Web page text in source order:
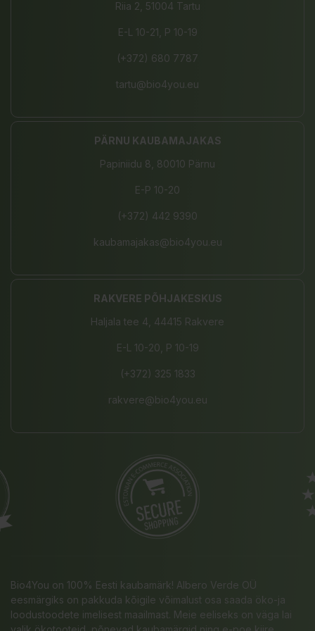
Riia 2, 51004 Tartu
E-L 10-21, P 10-19
(+372) 680 7787
tartu@bio4you.eu
PÄRNU KAUBAMAJAKAS
Papiniidu 8, 80010 Pärnu
E-P 10-20
(+372) 442 9390
kaubamajakas@bio4you.eu
RAKVERE PÕHJAKESKUS
Haljala tee 4, 44415 Rakvere
E-L 10-20, P 10-19
(+372) 325 1833
rakvere@bio4you.eu
Bio4You on 100% Eesti kaubamärk! Albero Verde OÜ
eesmärgiks on pakkuda kõigile võimalust osa saada öko-ja
loodustoodete imelisest maailmast. Meie eeliseks on väga lai